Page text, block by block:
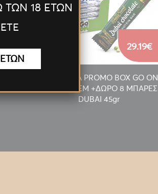
ΠΡΟΣΦΟΡΑ PROMO BOX GO ON
MILKY 24TEM +ΔΩΡΟ 8 ΜΠΑΡΕΣ
DUBAI 45gr
29.19€
ΤΩΝ 18 ΕΤΩΝ